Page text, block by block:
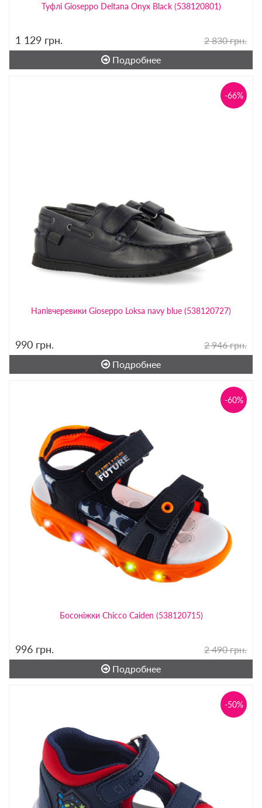
Туфлі Gioseppo Deltana Onyx Black (538120801)
1 129 грн.
2 830 грн.
Подробнее
Напівчеревики Gioseppo Loksa navy blue (538120727)
-66%
990 грн.
2 946 грн.
Подробнее
Босоніжки Chicco Caiden (538120715)
-60%
996 грн.
2 490 грн.
Подробнее
-50%